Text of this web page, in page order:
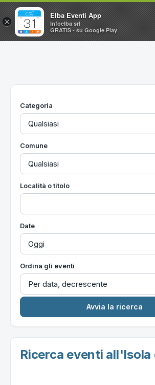
Home
Utilità
Categoria
Comune
Località o titolo
Date
Ordina gli eventi
Ricerca eventi all'Isola
×
Elba Eventi App
Infoelba srl
GRATIS - su Google Play